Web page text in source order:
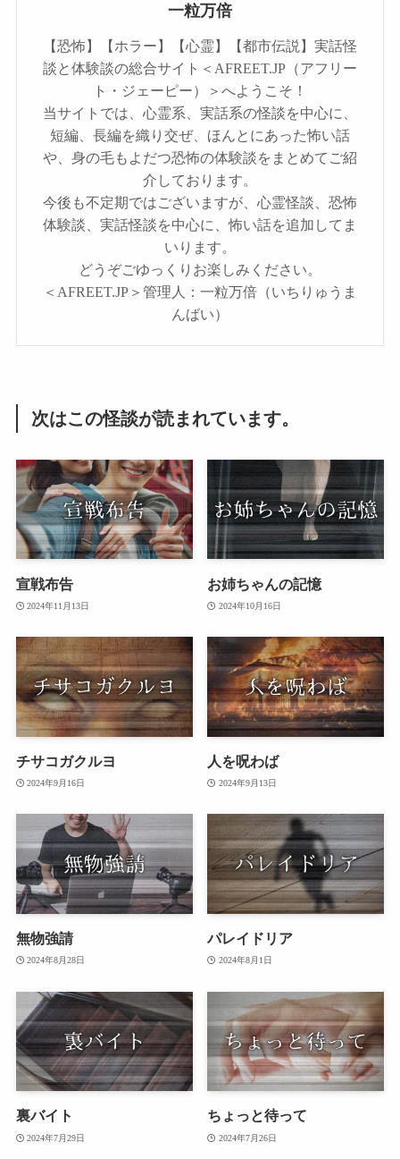
一粒万倍
【恐怖】【ホラー】【心霊】【都市伝説】実話怪
談と体験談の総合サイト＜AFREET.JP（アフリー
ト・ジェーピー）＞へようこそ！
当サイトでは、心霊系、実話系の怪談を中心に、
短編、長編を織り交ぜ、ほんとにあった怖い話
や、身の毛もよだつ恐怖の体験談をまとめてご紹
介しております。
今後も不定期ではございますが、心霊怪談、恐怖
体験談、実話怪談を中心に、怖い話を追加してま
いります。
どうぞごゆっくりお楽しみください。
＜AFREET.JP＞管理人：一粒万倍（いちりゅうま
んばい）
次はこの怪談が読まれています。
宣戦布告
2024年11月13日
お姉ちゃんの記憶
2024年10月16日
チサコガクルヨ
2024年9月16日
人を呪わば
2024年9月13日
無物強請
2024年8月28日
パレイドリア
2024年8月1日
裏バイト
2024年7月29日
ちょっと待って
2024年7月26日